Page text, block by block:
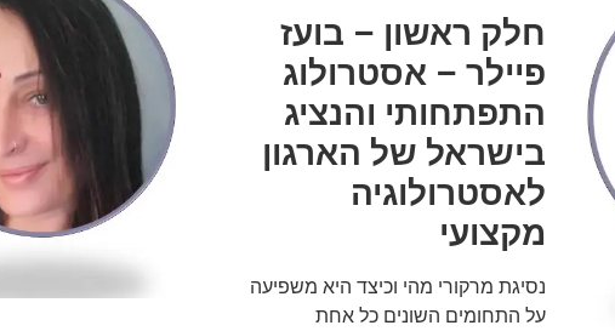
חלק ראשון – בועז
פיילר – אסטרולוג
התפתחותי והנציג
בישראל של הארגון
לאסטרולוגיה
מקצועי
נסיגת מרקורי מהי וכיצד היא משפיעה
על התחומים השונים כל אחת